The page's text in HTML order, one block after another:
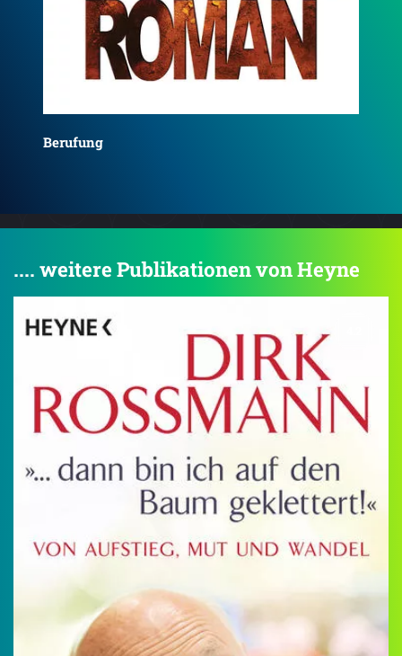
Bestechung
.... weitere Publikationen von Heyne